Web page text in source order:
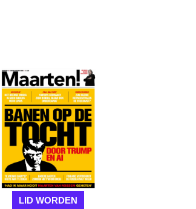
LID WORDEN